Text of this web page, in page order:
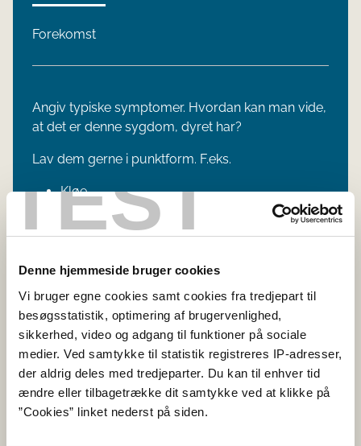
TEST
Denne hjemmeside bruger cookies
Vi bruger egne cookies samt cookies fra tredjepart til
besøgsstatistik, optimering af brugervenlighed,
sikkerhed, video og adgang til funktioner på sociale
medier. Ved samtykke til statistik registreres IP-adresser,
der aldrig deles med tredjeparter. Du kan til enhver tid
ændre eller tilbagetrække dit samtykke ved at klikke på
”Cookies” linket nederst på siden.
Forekomst
Angiv typiske symptomer. Hvordan kan man vide,
at det er denne sygdom, dyret har?
Lav dem gerne i punktform. F.eks.
Kløe
Røde øjne
Hoste
Udslæt under pelsen
Lovstof
Lovstof for dyresygdomme